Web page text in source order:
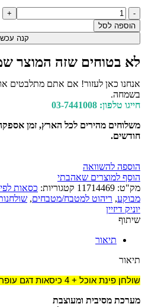
הוספה לסל
קנה
לא בטוחים שזה המוצר
אנחנו כאן לעזור! אם אתם מתלבטים או
בשמחה.
חייגו טלפון: 03-7441008
חודשים.
הוספה להשוואה
הוסף למוצרים שאהבתי
מק"ט: 11714469 קטגוריות: כסאות
מבוקע, ריהוט למטבח/מטבחים,
יוניק דיזיין
שיתוף
תיאור
תיאור
שולחן פינת אוכל + 4 כיסאות דגם עופר
מערכת מסיבית ומעוצבת